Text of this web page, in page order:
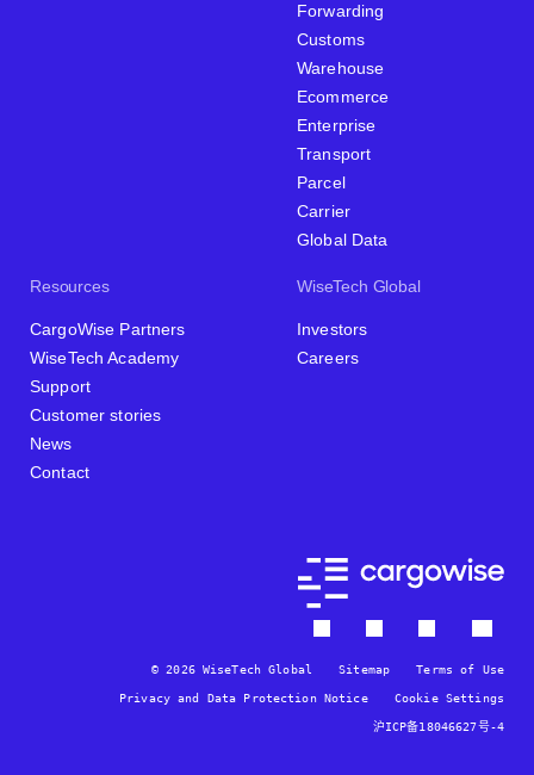
Forwarding
Customs
Warehouse
Ecommerce
Enterprise
Transport
Parcel
Carrier
Global Data
Resources
CargoWise Partners
WiseTech Academy
Support
Customer stories
News
Contact
WiseTech Global
Investors
Careers
© 2026 WiseTech Global Sitemap Terms of Use
Privacy and Data Protection Notice Cookie Settings
沪ICP备18046627号-4